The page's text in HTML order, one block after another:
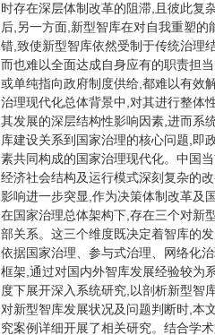
时存在深层体制改革的阻滞,且彼此复
后,另一方面,新型智库在对自我重塑
错,致使新型智库依然受制于传统治理
而也难以全面达成自身应有的职责担
或单纯指向政府制度供给,都难以有效
治理现代化总体背景中,对其进行整体
其发展的深层结构性影响因素,进而系
库建设关系到国家治理的核心问题,即
素共同构成的国家治理现代化。中国
经济社会结构及运行模式深刻复杂的
影响进一步突显,作为决策体制改革及
在国家治理总体架构下,存在三个对新
部关系。这三个维度既决定着智库的
依据国家治理、参与式治理、网络化
框架,通过对国内外智库发展经验较为
度下展开深入系统研究,以剖析新型智
对新型智库发展状况及问题判断时,本
究案例详细开展了相关研究。结合学